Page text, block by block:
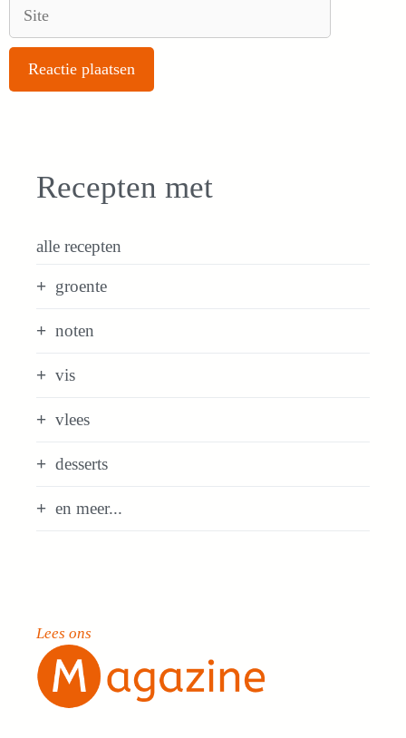
Recepten met
alle recepten
groente
noten
vis
vlees
desserts
en meer...
Lees ons